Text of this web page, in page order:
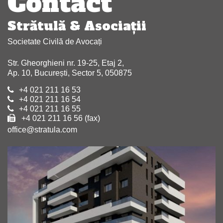
Strătulă & Asociaţii
Societate Civilă de Avocați
Str. Gheorghieni nr. 19-25, Etaj 2,
Ap. 10, București, Sector 5, 050875
+4 021 211 16 53
+4 021 211 16 54
+4 021 211 16 55
+4 021 211 16 56 (fax)
office@stratula.com